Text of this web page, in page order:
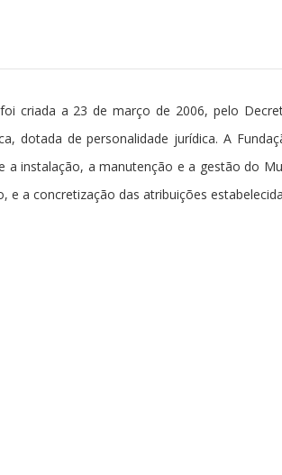
criada a 23 de março de 2006, pelo
dotada de personalidade jurídica. A
a instalação, a manutenção e a gestão do
e a concretização das atribuições